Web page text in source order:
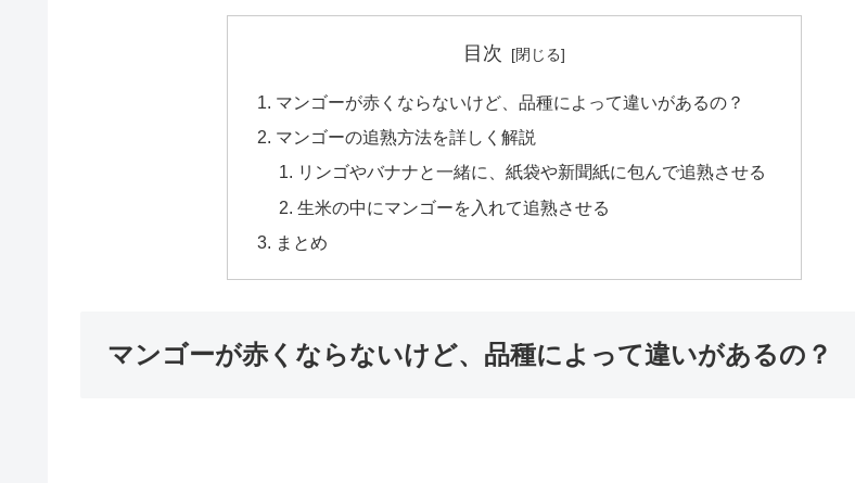
目次
マンゴーが赤くならないけど、品種によって違いがあるの？
マンゴーの追熟方法を詳しく解説
リンゴやバナナと一緒に、紙袋や新聞紙に包んで追熟させる
生米の中にマンゴーを入れて追熟させる
まとめ
マンゴーが赤くならないけど、品種によって違いがあるの？